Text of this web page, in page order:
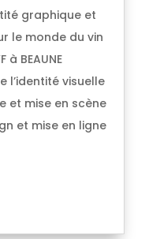
graphique et
le monde du vin
à BEAUNE
l’identité visuelle
et mise en scène
et mise en ligne